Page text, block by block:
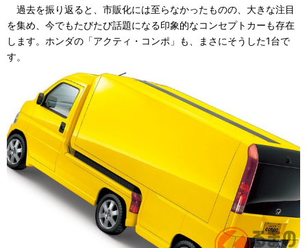
過去を振り返ると、市販化には至らなかったものの、大きな注目
を集め、今でもたびたび話題になる印象的なコンセプトカーも存在
します。ホンダの「アクティ・コンポ」も、まさにそうした1台で
す。